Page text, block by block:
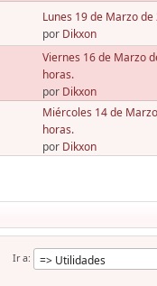
Lunes 19 de Marzo
por Dikxon
Viernes 16 de Marzo
horas.
por Dikxon
Miércoles 14 de
horas.
por Dikxon
Ir a